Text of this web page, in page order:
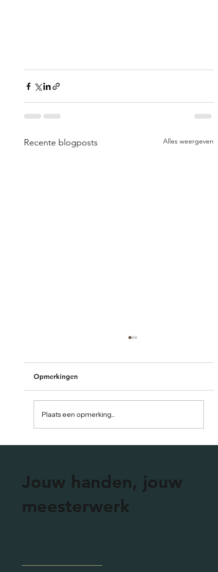
Recente blogposts Alles weergeven
Yes! De nieuwe website is live
Opmerkingen
Plaats een opmerking...
Jouw handen, jouw
meesterwerk